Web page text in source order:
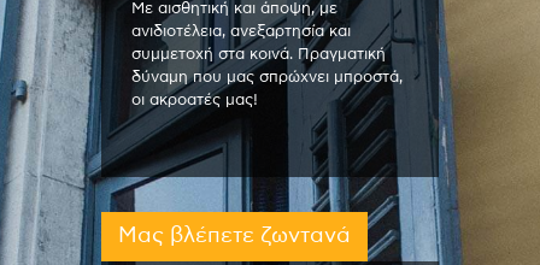
Με αισθητική και άποψη, με
ανιδιοτέλεια, ανεξαρτησία και
συμμετοχή στα κοινά. Πραγματική
δύναμη που μας σπρώχνει μπροστά,
οι ακροατές μας!
Μας βλέπετε ζωντανά